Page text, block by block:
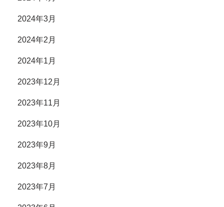
2024年3月
2024年2月
2024年1月
2023年12月
2023年11月
2023年10月
2023年9月
2023年8月
2023年7月